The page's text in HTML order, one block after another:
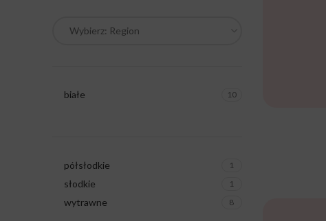
Wybierz: Region
białe 10
półsłodkie 1
słodkie 1
wytrawne 8